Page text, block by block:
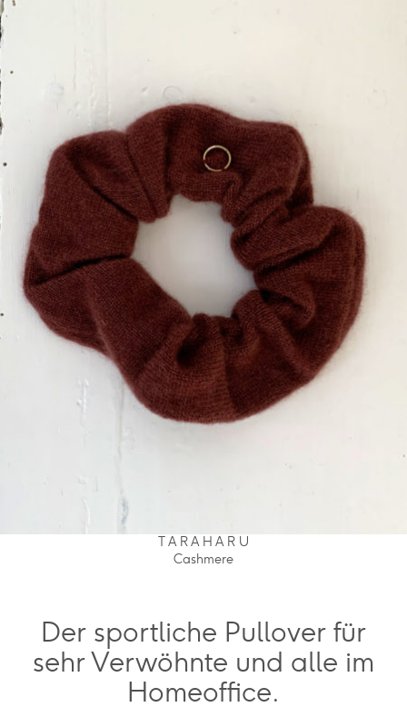
T A R A H A R U
Cashmere
Der sportliche Pullover für
sehr Verwöhnte und alle im
Homeoffice.